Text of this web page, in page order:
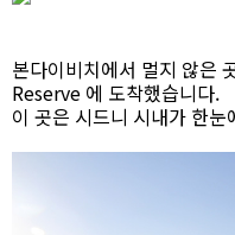
본다이비치에서 멀지 않은
Reserve 에 도착했습니다.
이 곳은 시드니 시내가 한